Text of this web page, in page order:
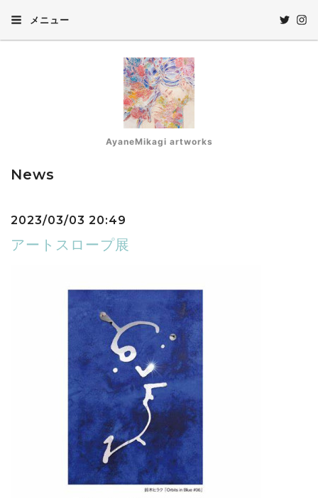
メニュー
AyaneMikagi artworks
News
2023/03/03 20:49
アートスロープ展